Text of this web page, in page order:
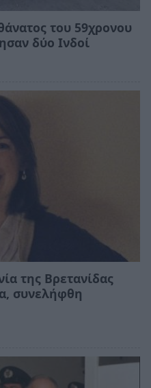
του 59χρονου
δύο Ινδοί
της Βρετανίδας
συνελήφθη